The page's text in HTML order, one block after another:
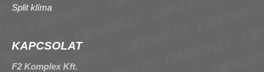
Split klíma
KAPCSOLAT
F2 Komplex Kft.